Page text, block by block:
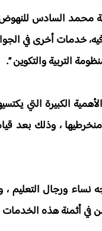
السادس للنهوض
خدمات أخرى في
التربية والتكوين “.
الكبيرة التي
، وذلك بعد
ورجال التعليم ،
في أثمنة هذه